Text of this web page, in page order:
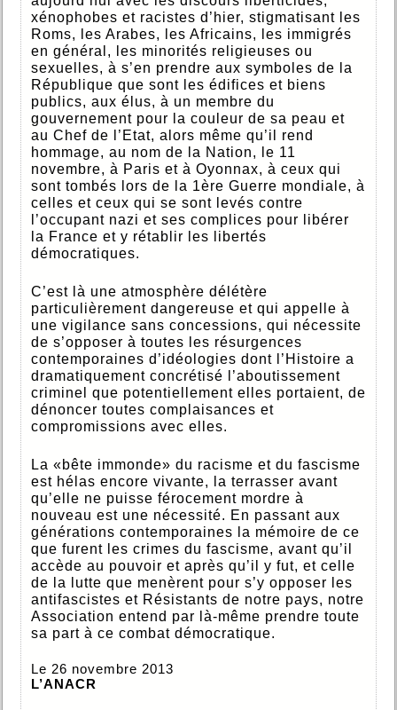
xénophobes et racistes d’hier, stigmatisant les
Roms, les Arabes, les Africains, les immigrés
en général, les minorités religieuses ou
sexuelles, à s’en prendre aux symboles de la
République que sont les édifices et biens
publics, aux élus, à un membre du
gouvernement pour la couleur de sa peau et
au Chef de l’Etat, alors même qu’il rend
hommage, au nom de la Nation, le 11
novembre, à Paris et à Oyonnax, à ceux qui
sont tombés lors de la 1ère Guerre mondiale, à
celles et ceux qui se sont levés contre
l’occupant nazi et ses complices pour libérer
la France et y rétablir les libertés
démocratiques.
C’est là une atmosphère délétère
particulièrement dangereuse et qui appelle à
une vigilance sans concessions, qui nécessite
de s’opposer à toutes les résurgences
contemporaines d’idéologies dont l’Histoire a
dramatiquement concrétisé l’aboutissement
criminel que potentiellement elles portaient, de
dénoncer toutes complaisances et
compromissions avec elles.
La «bête immonde» du racisme et du fascisme
est hélas encore vivante, la terrasser avant
qu’elle ne puisse férocement mordre à
nouveau est une nécessité. En passant aux
générations contemporaines la mémoire de ce
que furent les crimes du fascisme, avant qu’il
accède au pouvoir et après qu’il y fut, et celle
de la lutte que menèrent pour s’y opposer les
antifascistes et Résistants de notre pays, notre
Association entend par là-même prendre toute
sa part à ce combat démocratique.
Le 26 novembre 2013
L’ANACR